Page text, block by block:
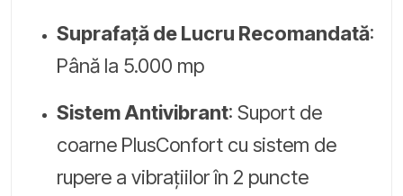
Suprafață de Lucru Recomandată:
Până la 5.000 mp
Sistem Antivibrant: Suport de
coarne PlusConfort cu sistem de
rupere a vibrațiilor în 2 puncte